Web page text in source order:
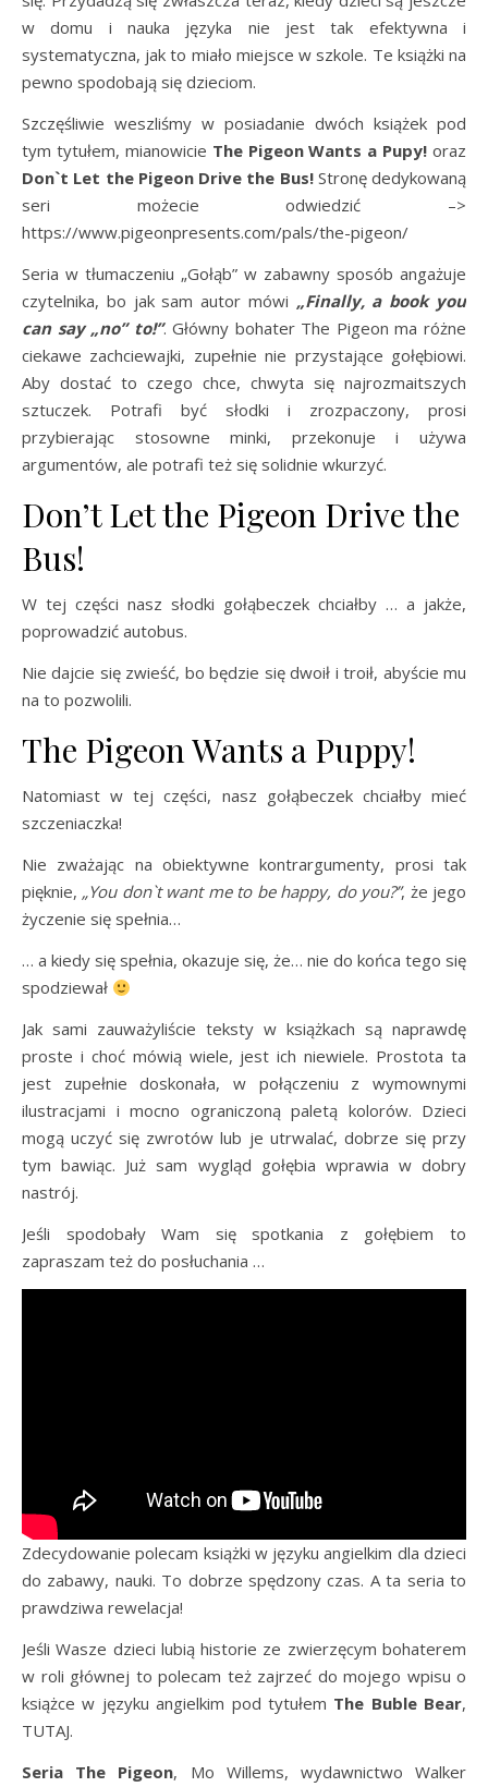
w domu i nauka języka nie jest tak efektywna i
systematyczna, jak to miało miejsce w szkole. Te książki na
pewno spodobają się dzieciom.
Szczęśliwie weszliśmy w posiadanie dwóch książek pod
tym tytułem, mianowicie The Pigeon Wants a Pupy! oraz
Don`t Let the Pigeon Drive the Bus! Stronę dedykowaną
seri możecie odwiedzić –>
https://www.pigeonpresents.com/pals/the-pigeon/
Seria w tłumaczeniu „Gołąb” w zabawny sposób angażuje
czytelnika, bo jak sam autor mówi „Finally, a book you
can say „no” to!”. Główny bohater The Pigeon ma różne
ciekawe zachciewajki, zupełnie nie przystające gołębiowi.
Aby dostać to czego chce, chwyta się najrozmaitszych
sztuczek. Potrafi być słodki i zrozpaczony, prosi
przybierając stosowne minki, przekonuje i używa
argumentów, ale potrafi też się solidnie wkurzyć.
Don’t Let the Pigeon Drive the
Bus!
W tej części nasz słodki gołąbeczek chciałby … a jakże,
poprowadzić autobus.
Nie dajcie się zwieść, bo będzie się dwoił i troił, abyście mu
na to pozwolili.
The Pigeon Wants a Puppy!
Natomiast w tej części, nasz gołąbeczek chciałby mieć
szczeniaczka!
Nie zważając na obiektywne kontrargumenty, prosi tak
pięknie, „You don`t want me to be happy, do you?”, że jego
życzenie się spełnia…
… a kiedy się spełnia, okazuje się, że… nie do końca tego się
spodziewał
Jak sami zauważyliście teksty w książkach są naprawdę
proste i choć mówią wiele, jest ich niewiele. Prostota ta
jest zupełnie doskonała, w połączeniu z wymownymi
ilustracjami i mocno ograniczoną paletą kolorów. Dzieci
mogą uczyć się zwrotów lub je utrwalać, dobrze się przy
tym bawiąc. Już sam wygląd gołębia wprawia w dobry
nastrój.
Jeśli spodobały Wam się spotkania z gołębiem to
zapraszam też do posłuchania …
Zdecydowanie polecam książki w języku angielkim dla dzieci
do zabawy, nauki. To dobrze spędzony czas. A ta seria to
prawdziwa rewelacja!
Jeśli Wasze dzieci lubią historie ze zwierzęcym bohaterem
w roli głównej to polecam też zajrzeć do mojego wpisu o
książce w języku angielkim pod tytułem The Buble Bear,
TUTAJ.
Seria The Pigeon, Mo Willems, wydawnictwo Walker